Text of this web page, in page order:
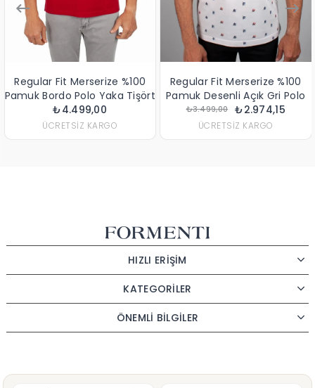
Regular Fit Merserize %100
Pamuk Bordo Polo Yaka Tişört
₺4.499,00
ÜCRETSIZ KARGO
Regular Fit Merserize %100
Pamuk Desenli Açık Gri Polo
Yaka Tişört
₺2.974,15
₺3.499,00
ÜCRETSIZ KARGO
HIZLI ERİŞİM
KATEGORİLER
ÖNEMLİ BİLGİLER